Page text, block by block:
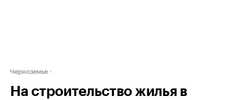
Черноземье
На строительство жилья в